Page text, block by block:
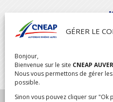
GÉRER LE
Bonjour,
Bienvenue sur le site CNEAP
Nous vous permettons de gérer
possible.
Sinon vous pouvez cliquer sur "Ok
04 rue
69300